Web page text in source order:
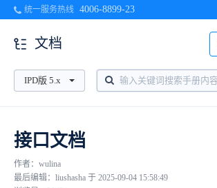
统一服务热线 4006-8899-23
文档
IPD版 5.x
接口文档
作者：wulina
最后编辑：liushasha 于 2025-09-04 15:58:49